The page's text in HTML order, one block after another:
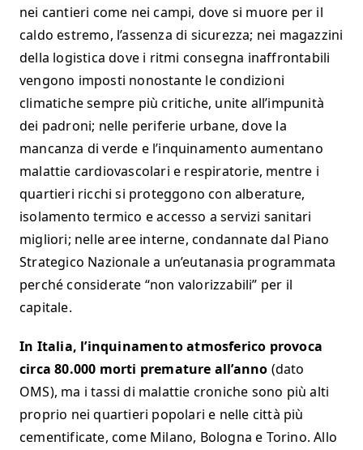
nei cantieri come nei campi, dove si muore per il
caldo estremo, l’assenza di sicurezza; nei magazzini
della logistica dove i ritmi consegna inaffrontabili
vengono imposti nonostante le condizioni
climatiche sempre più critiche, unite all’impunità
dei padroni; nelle periferie urbane, dove la
mancanza di verde e l’inquinamento aumentano
malattie cardiovascolari e respiratorie, mentre i
quartieri ricchi si proteggono con alberature,
isolamento termico e accesso a servizi sanitari
migliori; nelle aree interne, condannate dal Piano
Strategico Nazionale a un’eutanasia programmata
perché considerate “non valorizzabili” per il
capitale.
In Italia, l’inquinamento atmosferico provoca
circa 80.000 morti premature all’anno (dato
OMS), ma i tassi di malattie croniche sono più alti
proprio nei quartieri popolari e nelle città più
cementificate, come Milano, Bologna e Torino. Allo